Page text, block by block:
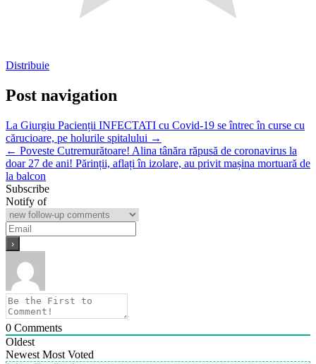
Distribuie
Post navigation
La Giurgiu Pacienții INFECTATI cu Covid-19 se întrec în curse cu
cărucioare, pe holurile spitalului →
← Poveste Cutremurătoare! Alina tânăra răpusă de coronavirus la
doar 27 de ani! Părinții, aflați în izolare, au privit mașina mortuară de
la balcon
Subscribe
Notify of
0 Comments
Oldest
Newest Most Voted